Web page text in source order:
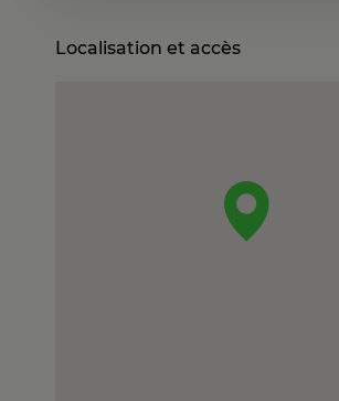
Localisation et accès